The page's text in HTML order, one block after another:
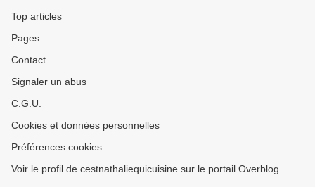
Top articles
Pages
Contact
Signaler un abus
C.G.U.
Cookies et données personnelles
Préférences cookies
Voir le profil de cestnathaliequicuisine sur le portail Overblog